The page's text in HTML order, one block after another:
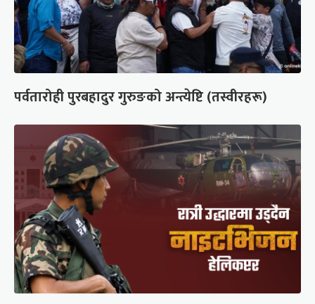
पर्वतारोही पुरबहादुर गुरुङको अन्त्येष्टि (तस्वीरहरू)